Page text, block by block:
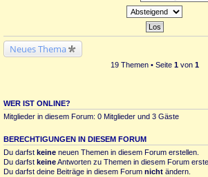
Neues Thema
19 Themen • Seite 1 von 1
WER IST ONLINE?
Mitglieder in diesem Forum: 0 Mitglieder und 3 Gäste
BERECHTIGUNGEN IN DIESEM FORUM
Du darfst keine neuen Themen in diesem Forum erstellen.
Du darfst keineAntworten zu Themen in diesem Forum
Du darfst deine Beiträge in diesem Forum nicht ändern.